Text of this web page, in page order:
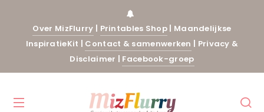
Over MizFlurry | Printables Shop | Maandelijkse
InspiratieKit | Contact & samenwerken | Privacy &
Disclaimer | Facebook-groep